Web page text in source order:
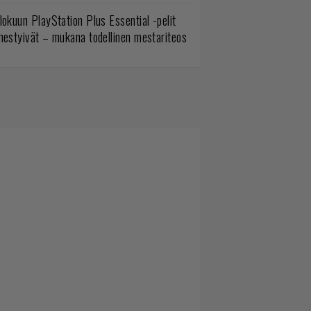
PlayStation Plus Essential -pelit
– mukana todellinen mestariteos